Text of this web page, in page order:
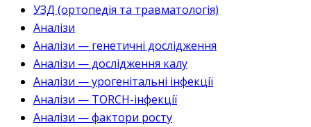
УЗД (ортопедія та травматологія)
Аналізи
Аналізи — генетичні дослідження
Аналізи — дослідження калу
Аналізи — урогенітальні інфекції
Аналізи — TORCH-інфекції
Аналізи — фактори росту